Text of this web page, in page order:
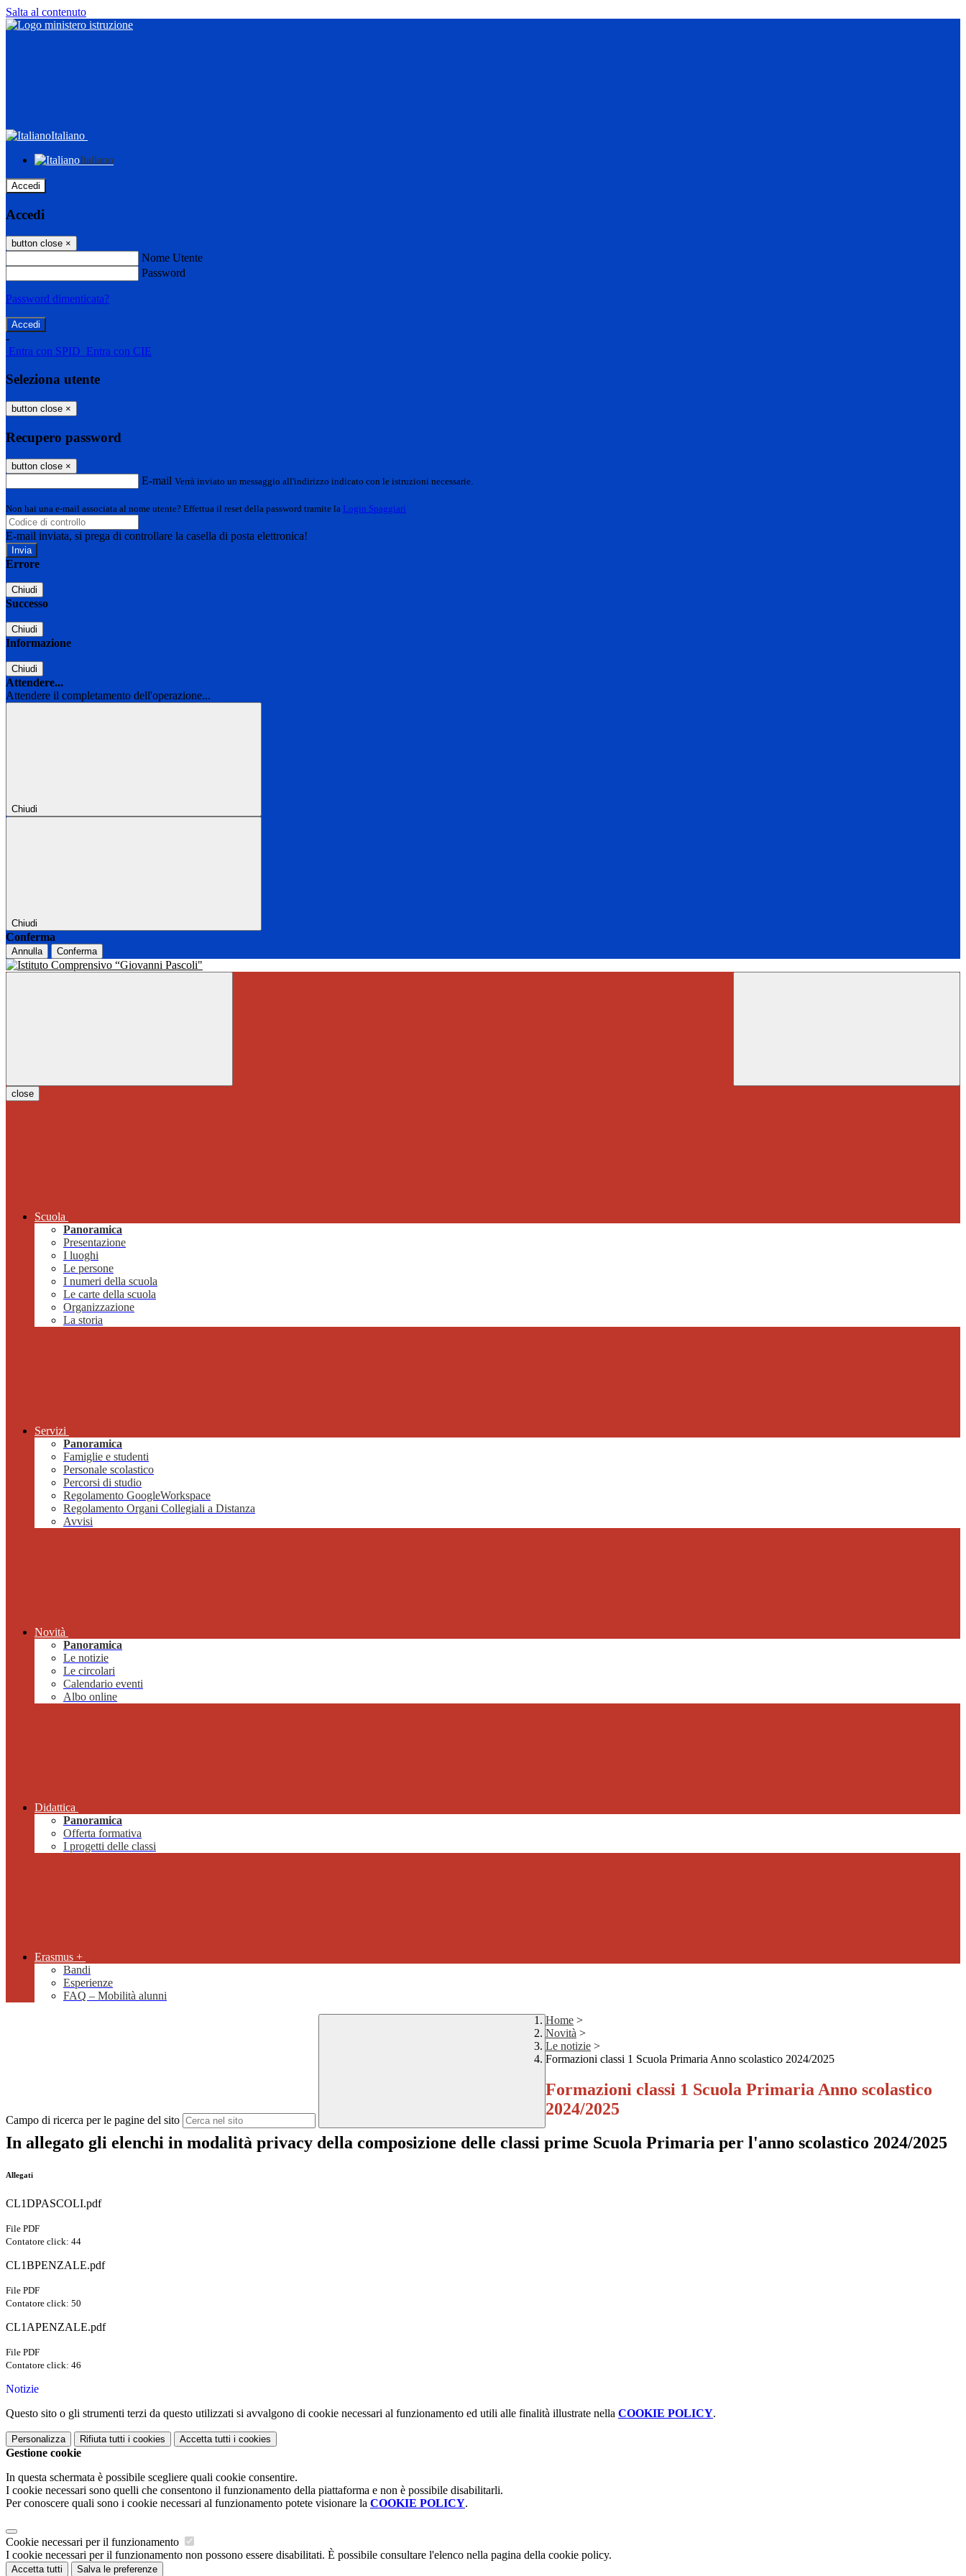
Salta al contenuto
Italiano
Italiano
Accedi
Accedi
button close ×
Nome Utente
Password
Password dimenticata?
-
Entra con SPID Entra con CIE
Seleziona utente
button close ×
Recupero password
button close ×
E-mail Verrà inviato un messaggio all'indirizzo indicato con le istruzioni necessarie.
Non hai una e-mail associata al nome utente? Effettua il reset della password tramite la Login Spaggiari
E-mail inviata, si prega di controllare la casella di posta elettronica!
Errore
Chiudi
Successo
Chiudi
Informazione
Chiudi
Attendere...
Attendere il completamento dell'operazione...
Chiudi
Chiudi
Conferma
Annulla Conferma
close
Scuola
Panoramica
Presentazione
I luoghi
Le persone
I numeri della scuola
Le carte della scuola
Organizzazione
La storia
Servizi
Panoramica
Famiglie e studenti
Personale scolastico
Percorsi di studio
Regolamento GoogleWorkspace
Regolamento Organi Collegiali a Distanza
Avvisi
Novità
Panoramica
Le notizie
Le circolari
Calendario eventi
Albo online
Didattica
Panoramica
Offerta formativa
I progetti delle classi
Erasmus +
Bandi
Esperienze
FAQ – Mobilità alunni
Campo di ricerca per le pagine del sito
Home >
Novità >
Le notizie >
Formazioni classi 1 Scuola Primaria Anno scolastico 2024/2025
Formazioni classi 1 Scuola Primaria Anno scolastico
2024/2025
In allegato gli elenchi in modalità privacy della composizione delle classi prime Scuola Primaria per l'anno scolastico 2024/2025
Allegati
CL1DPASCOLI.pdf
File PDF
Contatore click: 44
CL1BPENZALE.pdf
File PDF
Contatore click: 50
CL1APENZALE.pdf
File PDF
Contatore click: 46
Notizie
Questo sito o gli strumenti terzi da questo utilizzati si avvalgono di cookie necessari al funzionamento ed utili alle finalità illustrate nella COOKIE POLICY.
Personalizza Rifiuta tutti i cookies Accetta tutti i cookies
Gestione cookie
In questa schermata è possibile scegliere quali cookie consentire.
I cookie necessari sono quelli che consentono il funzionamento della piattaforma e non è possibile disabilitarli.
Per conoscere quali sono i cookie necessari al funzionamento potete visionare la COOKIE POLICY.
Cookie necessari per il funzionamento
I cookie necessari per il funzionamento non possono essere disabilitati. È possibile consultare l'elenco nella pagina della cookie policy.
Accetta tutti Salva le preferenze